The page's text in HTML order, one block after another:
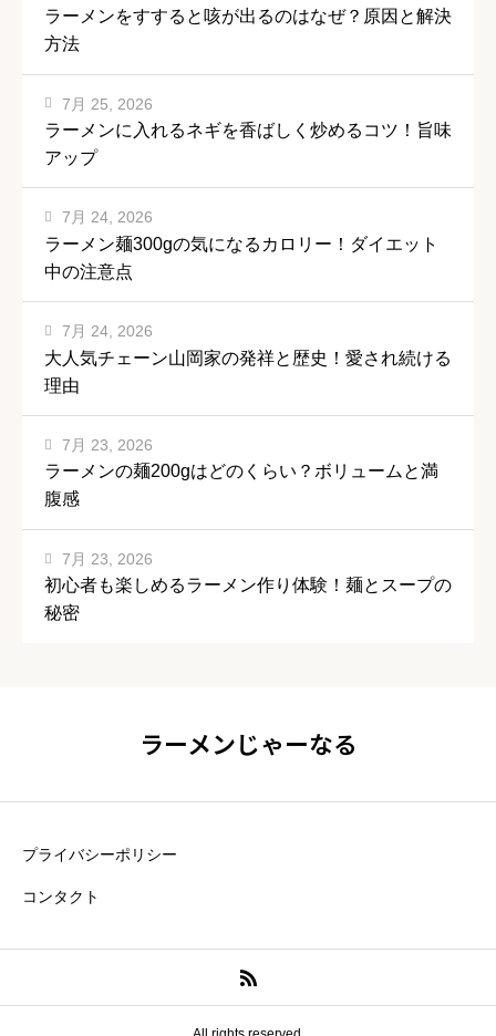
ラーメンをすすると咳が出るのはなぜ？原因と解決
方法
ラーメンに入れるネギを香ばしく炒めるコツ！旨味
アップ
7月 25, 2026
ラーメン麺300gの気になるカロリー！ダイエット
中の注意点
7月 24, 2026
大人気チェーン山岡家の発祥と歴史！愛され続ける
理由
7月 24, 2026
ラーメンの麺200gはどのくらい？ボリュームと満
腹感
7月 23, 2026
初心者も楽しめるラーメン作り体験！麺とスープの
秘密
7月 23, 2026
ラーメンじゃーなる
プライバシーポリシー
コンタクト